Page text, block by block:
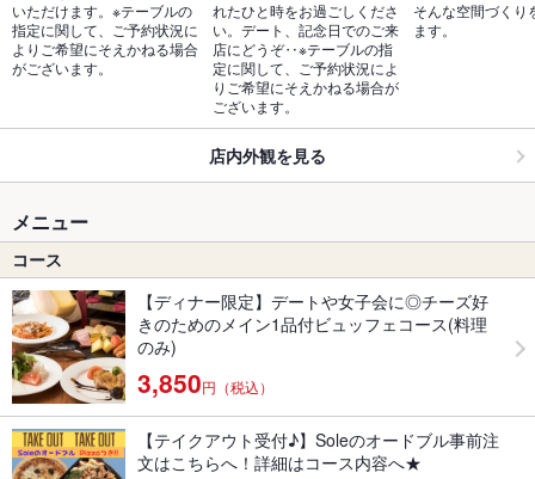
いただけます。※テーブルの
指定に関して、ご予約状況に
よりご希望にそえかねる場合
がございます。
れたひと時をお過ごしくださ
い。デート、記念日でのご来
店にどうぞ‥※テーブルの指
定に関して、ご予約状況によ
りご希望にそえかねる場合が
ございます。
そんな空間づくり
ます。
店内外観を見る
メニュー
コース
【ディナー限定】デートや女子会に◎チーズ好
きのためのメイン1品付ビュッフェコース(料理
のみ)
3,850円（税込）
【テイクアウト受付♪】Soleのオードブル事前注
文はこちらへ！詳細はコース内容へ★